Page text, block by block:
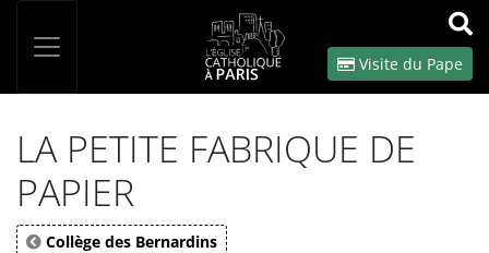
OK
Visite du Pape
LA PETITE FABRIQUE DE
PAPIER
Collège des Bernardins
Panneau de gestion des cookies